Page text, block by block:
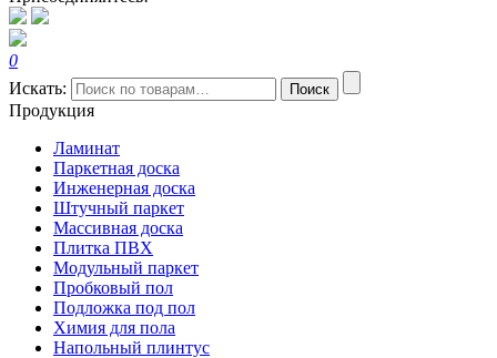
0
Искать:
Поиск
Продукция
Ламинат
Паркетная доска
Инженерная доска
Штучный паркет
Массивная доска
Плитка ПВХ
Модульный паркет
Пробковый пол
Подложка под пол
Химия для пола
Напольный плинтус